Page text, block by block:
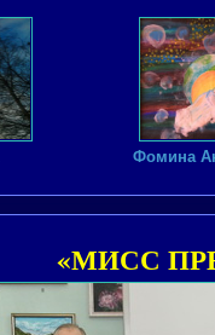
Фомина
«МИСС